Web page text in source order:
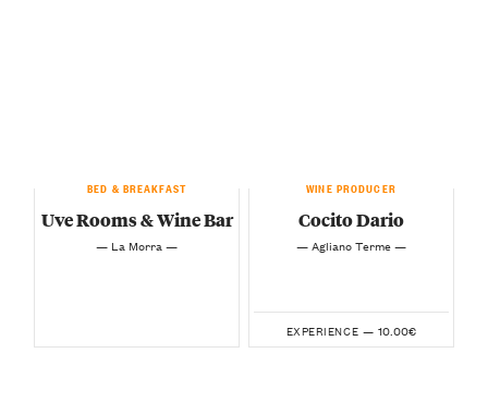
BED & BREAKFAST
Uve Rooms & Wine Bar
— La Morra —
WINE PRODUCER
Cocito Dario
— Agliano Terme —
EXPERIENCE — 10.00€